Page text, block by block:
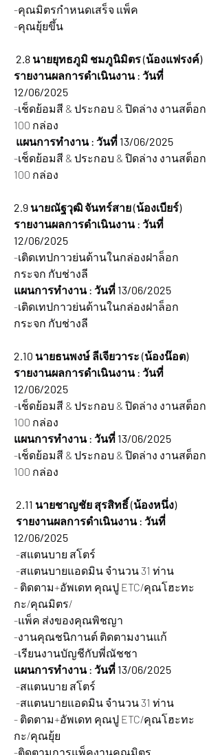
-คุณมิตรกำหนดเสร็จ แพ็ค
-คุณยุ้ยขึ้น
2.8 นายยุทธภูมิ ชมภูนิมิตร (น้องแฟรงค์)
รายงานผลการดำเนินงาน : วันที่
12/06/2025
-เช็ดย้อมสี & ประกอบ & ปิดล่าง งานสต็อก
100 กล่อง
แผนการทำงาน : วันที่ 13/06/2025
-เช็ดย้อมสี & ประกอบ & ปิดล่าง งานสต็อก
100 กล่อง
2.9 นายณัฐวุฒิ จันทร์สาย (น้องเบียร์)
รายงานผลการดำเนินงาน : วันที่
12/06/2025
-เติดเทปกาวย่นด้านในกล่องฝาล็อก
กระจก กับช่างลี
แผนการทำงาน : วันที่ 13/06/2025
-เติดเทปกาวย่นด้านในกล่องฝาล็อก
กระจก กับช่างลี
2.10 นายธนพงษ์ ลีเจียวาระ (น้องน๊อต)
รายงานผลการดำเนินงาน : วันที่
12/06/2025
-เช็ดย้อมสี & ประกอบ & ปิดล่าง งานสต็อก
100 กล่อง
แผนการทำงาน : วันที่ 13/06/2025
-เช็ดย้อมสี & ประกอบ & ปิดล่าง งานสต็อก
100 กล่อง
2.11 นายชาญชัย สุรสิทธิ์ (น้องหนึ่ง)
รายงานผลการดำเนินงาน : วันที่
12/06/2025
-สแตนบาย สโตร์
-สแตนบายแอดมิน จำนวน 31 ท่าน
- ติดตาม+อัพเดท คุณปู ETC/คุณโฮะทะ
กะ/คุณมิตร/
-แพ็ค ส่งของคุณพิชญา
-งานคุณชนิกานต์ ติดตามงานแก้
-เรียนงานบัญชีกับพี่ณัชชา
แผนการทำงาน : วันที่ 13/06/2025
-สแตนบาย สโตร์
-สแตนบายแอดมิน จำนวน 31 ท่าน
- ติดตาม+อัพเดท คุณปู ETC/คุณโฮะทะ
กะ/คุณยุ้ย
-ติดตามการแพ็คงานคุณมิตร